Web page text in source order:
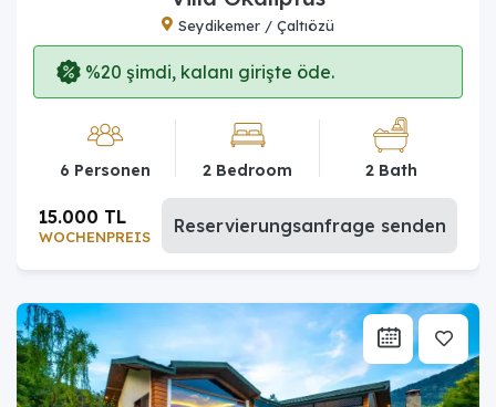
Seydikemer / Çaltıözü
%20 şimdi, kalanı girişte öde.
6 Personen 2 Bedroom 2 Bath
WOCHENPREIS
15.000 TL Reservierungsanfrage senden